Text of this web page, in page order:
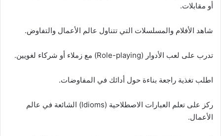
أو مقابلات.
شاهد الأفلام والمسلسلات التي تتناول عالم الأعمال والتفاوض.
تدرب على لعب الأدوار (Role-playing) مع زملاء أو شركاء لغويين.
اطلب تغذية راجعة بناءة حول أدائك في المفاوضات.
ركز على تعلم العبارات الاصطلاحية (Idioms) الشائعة في عالم
الأعمال.